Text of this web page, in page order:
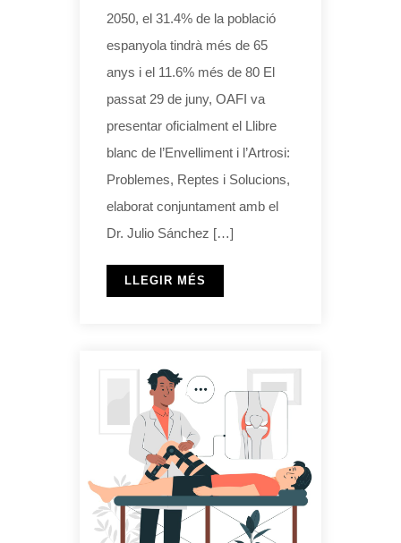
2050, el 31.4% de la població
espanyola tindrà més de 65
anys i el 11.6% més de 80 El
passat 29 de juny, OAFI va
presentar oficialment el Llibre
blanc de l’Envelliment i l’Artrosi:
Problemes, Reptes i Solucions,
elaborat conjuntament amb el
Dr. Julio Sánchez […]
LLEGIR MÉS